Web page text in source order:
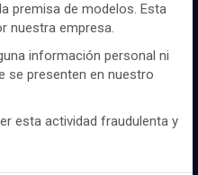
de las mejores
como
de los mejores
medir y obtener datos de
ajustar el contenido a tus
de cookies a tu gusto.
nuestra
premisa de modelos. Esta
nuestra empresa.
información personal ni
se presenten en nuestro
esta actividad fraudulenta y